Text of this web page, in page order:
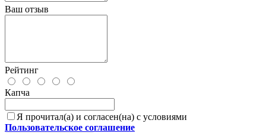
Ваш отзыв
Рейтинг
Капча
Я прочитал(а) и согласен(на) с условиями
Пользовательское соглашение